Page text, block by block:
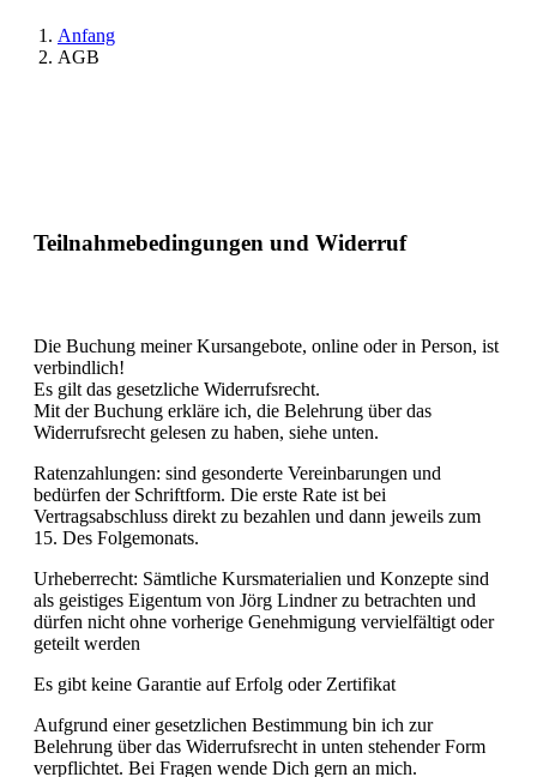
Anfang
AGB
Teilnahmebedingungen und Widerruf
Die Buchung meiner Kursangebote, online oder in Person, ist
verbindlich!
Es gilt das gesetzliche Widerrufsrecht.
Mit der Buchung erkläre ich, die Belehrung über das
Widerrufsrecht gelesen zu haben, siehe unten.
Ratenzahlungen: sind gesonderte Vereinbarungen und
bedürfen der Schriftform. Die erste Rate ist bei
Vertragsabschluss direkt zu bezahlen und dann jeweils zum
15. Des Folgemonats.
Urheberrecht: Sämtliche Kursmaterialien und Konzepte sind
als geistiges Eigentum von Jörg Lindner zu betrachten und
dürfen nicht ohne vorherige Genehmigung vervielfältigt oder
geteilt werden
Es gibt keine Garantie auf Erfolg oder Zertifikat
Aufgrund einer gesetzlichen Bestimmung bin ich zur
Belehrung über das Widerrufsrecht in unten stehender Form
verpflichtet. Bei Fragen wende Dich gern an mich.